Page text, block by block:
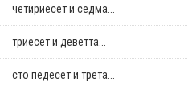
четириесет и седма...
триесет и деветта...
сто педесет и трета...